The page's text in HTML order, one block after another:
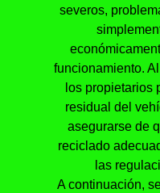
severos,
funcionamiento.
los propietarios
residual del
asegurarse de
reciclado
las
A continuación,